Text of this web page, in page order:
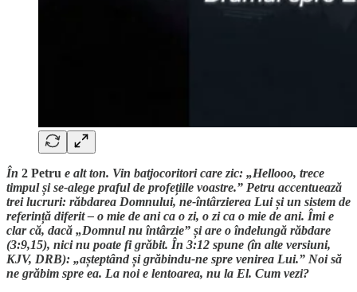
În 2 Petru e alt ton. Vin batjocoritori care zic: „Hellooo, trece
timpul și se-alege praful de profețiile voastre.” Petru accentuează
trei lucruri: răbdarea Domnului, ne-întârzierea Lui și un sistem de
referință diferit – o mie de ani ca o zi, o zi ca o mie de ani. Îmi e
clar că, dacă „Domnul nu întârzie” și are o îndelungă răbdare
(3:9,15), nici nu poate fi grăbit. În 3:12 spune (în alte versiuni,
KJV, DRB): „așteptând și grăbindu-ne spre venirea Lui.” Noi să
ne grăbim spre ea. La noi e lentoarea, nu la El. Cum vezi?